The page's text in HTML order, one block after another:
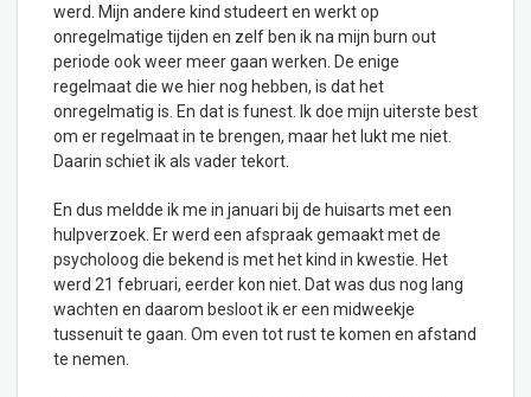
werd. Mijn andere kind studeert en werkt op
onregelmatige tijden en zelf ben ik na mijn burn out
periode ook weer meer gaan werken. De enige
regelmaat die we hier nog hebben, is dat het
onregelmatig is. En dat is funest. Ik doe mijn uiterste best
om er regelmaat in te brengen, maar het lukt me niet.
Daarin schiet ik als vader tekort.
En dus meldde ik me in januari bij de huisarts met een
hulpverzoek. Er werd een afspraak gemaakt met de
psycholoog die bekend is met het kind in kwestie. Het
werd 21 februari, eerder kon niet. Dat was dus nog lang
wachten en daarom besloot ik er een midweekje
tussenuit te gaan. Om even tot rust te komen en afstand
te nemen.